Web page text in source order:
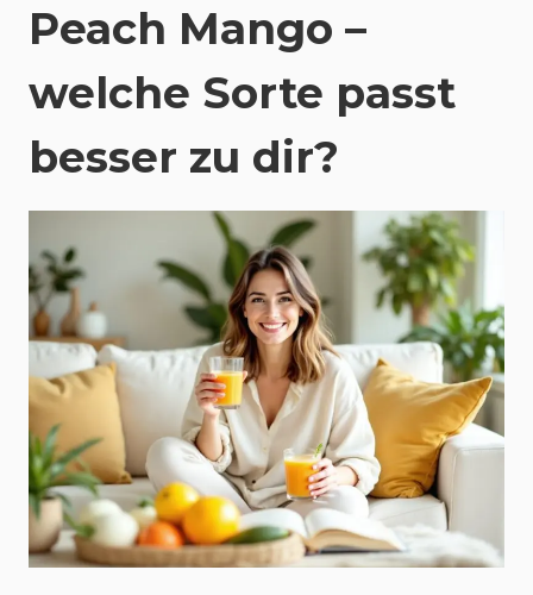
Peach Mango –
welche Sorte passt
besser zu dir?